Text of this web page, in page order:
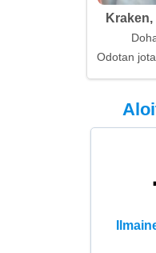
Odotan